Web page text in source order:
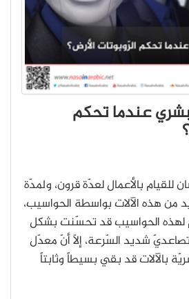
عندما تحكم
للقيام بالأعمال لعدّة قرون، ولمدّة
من هذه الآلات بواسطة الحواسيب،
لهذه الحواسيب قد تحسّنت بشكل
شديد السّرعة، إلّا أنّ معدّل
بالآلات قد بقي بسيطاً وثابتاً